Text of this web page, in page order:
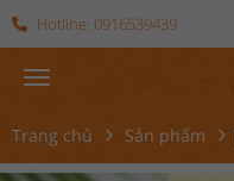
Hotline: 0916539439
Trang chủ Sản phẩm